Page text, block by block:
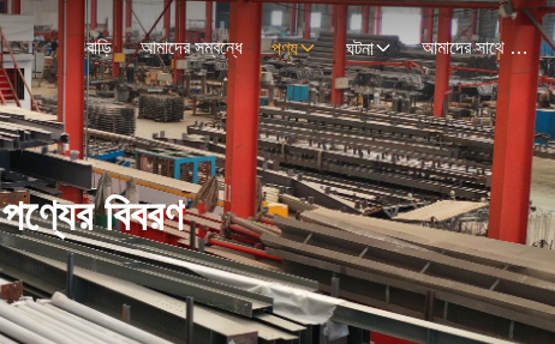
বাড়ি আমাদের সম্বন্ধে পণ্য ঘটনা আমাদের সাথে যোগাযোগ
পণ্যের বিবরণ